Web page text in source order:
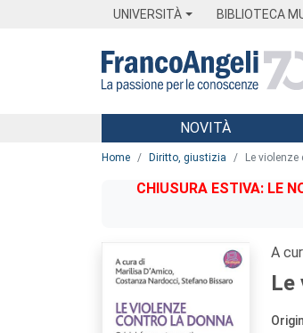
UNIVERSITÀ BIBLIOTECA
Menu
NOVITÀ
Home Diritto, giustizia Le
CHIUSURA ESTIVA: LE
A
Le